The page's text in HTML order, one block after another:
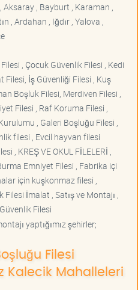
, Bayburt , Karaman ,
, Ardahan , Iğdır , Yalova ,
, Çocuk Güvenlik Filesi , Kedi
Filesi, İş Güvenliği Filesi , Kuş
Boşluk Filesi, Merdiven Filesi ,
Filesi , Raf Koruma Filesi ,
, Galeri Boşluğu Filesi ,
filesi , Evcil hayvan filesi
, KREŞ VE OKUL FİLELERİ ,
Emniyet Filesi , Fabrika içi
için kuşkonmaz filesi ,
İmalat , Satış ve Montajı ,
Filesi
yaptığımız şehirler;
Filesi
Kalecik Mahalleleri